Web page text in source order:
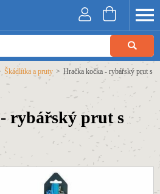
Škádlítka a pruty > Hračka kočka - rybářský prut s
rybářský prut s